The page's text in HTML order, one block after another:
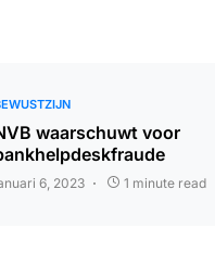
waarschuwt voor
6, 2023 1 minute read